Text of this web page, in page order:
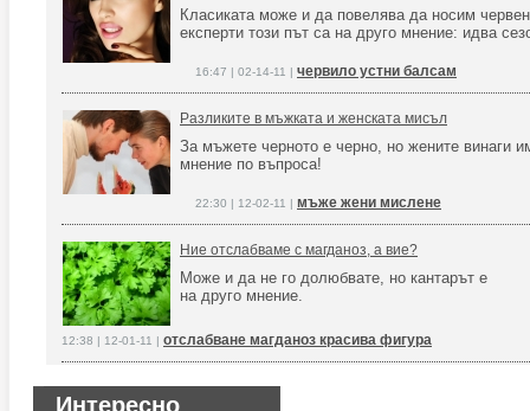
Класиката може и да повелява да носим
експерти този път са на друго мнение: идва
16:47 | 02-14-11 | червило устни балсам
Разликите в мъжката и женската мисъл
За мъжете черното е черно, но жените винаги
мнение по въпроса!
22:30 | 12-02-11 | мъже жени мислене
Ние отслабваме с магданоз, а вие?
Може и да не го долюбвате, но кантарът е
на друго мнение.
12:38 | 12-01-11 | отслабване магданоз красива фигура
Интересно